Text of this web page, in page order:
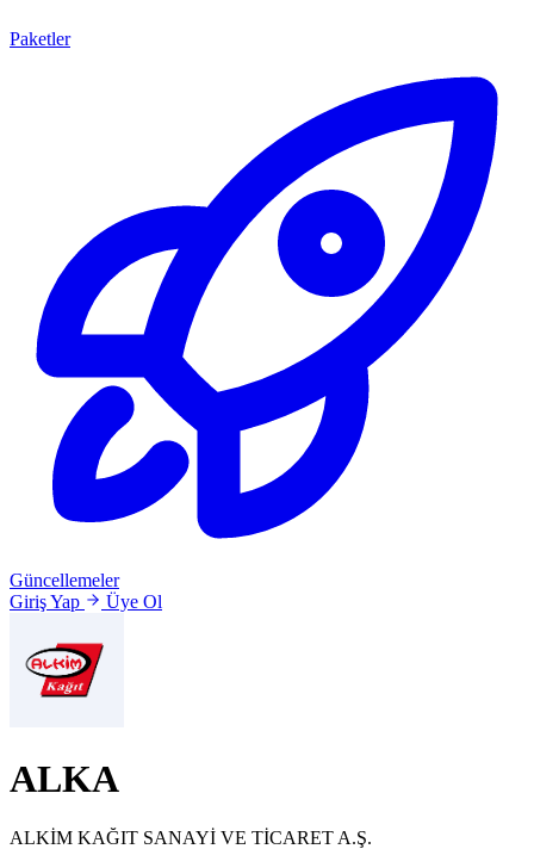
Paketler
Güncellemeler
Giriş Yap
Üye Ol
ALKA
ALKİM KAĞIT SANAYİ VE TİCARET A.Ş.